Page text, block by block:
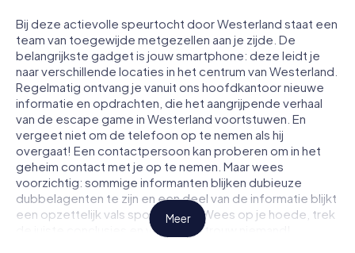
Bij deze actievolle speurtocht door Westerland staat een
team van toegewijde metgezellen aan je zijde. De
belangrijkste gadget is jouw smartphone: deze leidt je
naar verschillende locaties in het centrum van Westerland.
Regelmatig ontvang je vanuit ons hoofdkantoor nieuwe
informatie en opdrachten, die het aangrijpende verhaal
van de escape game in Westerland voortstuwen. En
vergeet niet om de telefoon op te nemen als hij
overgaat! Een contactpersoon kan proberen om in het
geheim contact met je op te nemen. Maar wees
voorzichtig: sommige informanten blijken dubieuze
dubbelagenten te zijn en een deel van de informatie blijkt
een opzettelijk vals spoor te zijn. Wees op je hoede, trek
de juiste conclusies en vooral: vertrouw niemand!
Meer